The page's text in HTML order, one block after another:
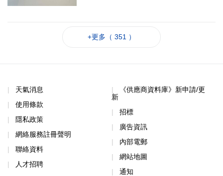
+更多（ 351 ）
天氣消息
使用條款
隱私政策
網絡服務註冊聲明
聯絡資料
人才招聘
《供應商資料庫》新申請/更
新
招標
廣告資訊
內部電郵
網站地圖
通知